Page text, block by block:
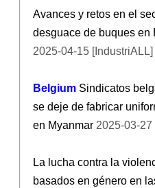
Avances y retos en el
desguace de buques en
2025-04-15 [IndustriALL]
Belgium Sindicatos
se deje de fabricar
en Myanmar 2025-03-27
La lucha contra la
basados en género en